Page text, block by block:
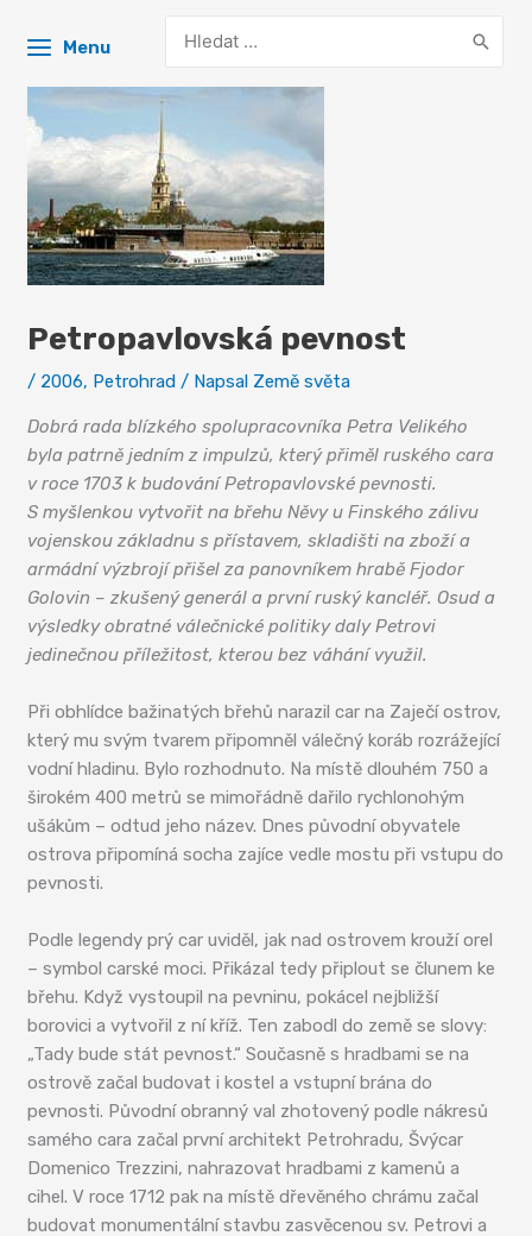
Menu
for:
Petropavlovská pevnost
/ 2006, Petrohrad / Napsal Země světa
Dobrá rada blízkého spolupracovníka Petra Velikého
byla patrně jedním z impulzů, který přiměl ruského cara
v roce 1703 k budování Petropavlovské pevnosti.
S myšlenkou vytvořit na břehu Něvy u Finského zálivu
vojenskou základnu s přístavem, skladišti na zboží a
armádní výzbrojí přišel za panovníkem hrabě Fjodor
Golovin – zkušený generál a první ruský kancléř. Osud a
výsledky obratné válečnické politiky daly Petrovi
jedinečnou příležitost, kterou bez váhání využil.
Při obhlídce bažinatých břehů narazil car na Zaječí ostrov,
který mu svým tvarem připomněl válečný koráb rozrážející
vodní hladinu. Bylo rozhodnuto. Na místě dlouhém 750 a
širokém 400 metrů se mimořádně dařilo rychlonohým
ušákům – odtud jeho název. Dnes původní obyvatele
ostrova připomíná socha zajíce vedle mostu při vstupu do
pevnosti.
Podle legendy prý car uviděl, jak nad ostrovem krouží orel
– symbol carské moci. Přikázal tedy připlout se člunem ke
břehu. Když vystoupil na pevninu, pokácel nejbližší
borovici a vytvořil z ní kříž. Ten zabodl do země se slovy:
„Tady bude stát pevnost.“ Současně s hradbami se na
ostrově začal budovat i kostel a vstupní brána do
pevnosti. Původní obranný val zhotovený podle nákresů
samého cara začal první architekt Petrohradu, Švýcar
Domenico Trezzini, nahrazovat hradbami z kamenů a
cihel. V roce 1712 pak na místě dřevěného chrámu začal
budovat monumentální stavbu zasvěcenou sv. Petrovi a